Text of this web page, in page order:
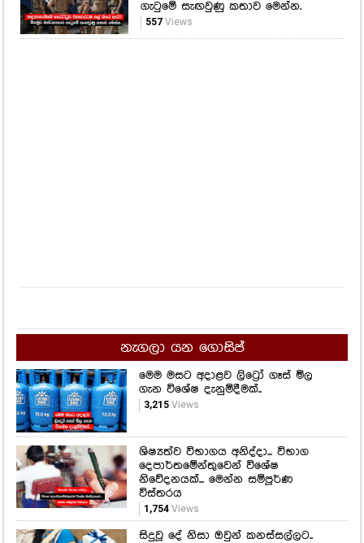
ගැටුමේ සැඟවුණු කතාව මෙන්න.
557Views
නැගලා යන ගොසිප්
මෙම මසට අදාළව ලිට්‍රෝ ගෑස් මිල
ගැන විශේෂ දැනුම්දීමක්..
3,215Views
ශිෂ්‍යත්ව විභාගය අනිද්දා... විභාග
දෙපාර්තමේන්තුවෙන් විශේෂ
නිවේදනයක්... මෙන්න සම්පූර්ණ
විස්තරය
1,754Views
සිදුවූ දේ නිසා ඔවුන් කනස්සල්ලට..